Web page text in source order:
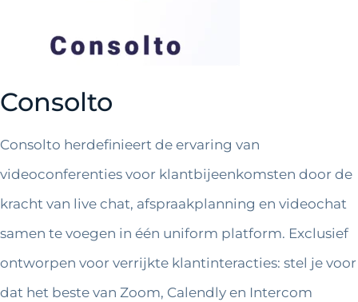
Consolto
Consolto herdefinieert de ervaring van
videoconferenties voor klantbijeenkomsten door de
kracht van live chat, afspraakplanning en videochat
samen te voegen in één uniform platform. Exclusief
ontworpen voor verrijkte klantinteracties: stel je voor
dat het beste van Zoom, Calendly en Intercom